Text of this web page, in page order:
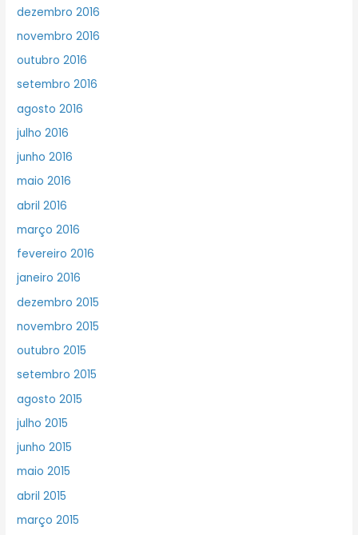
dezembro 2016
novembro 2016
outubro 2016
setembro 2016
agosto 2016
julho 2016
junho 2016
maio 2016
abril 2016
março 2016
fevereiro 2016
janeiro 2016
dezembro 2015
novembro 2015
outubro 2015
setembro 2015
agosto 2015
julho 2015
junho 2015
maio 2015
abril 2015
março 2015